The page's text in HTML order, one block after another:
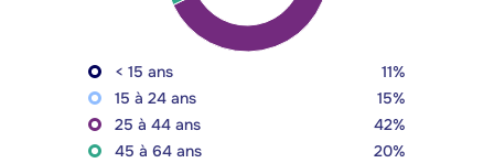
< 15 ans
11%
15 à 24 ans
15%
25 à 44 ans
42%
45 à 64 ans
20%